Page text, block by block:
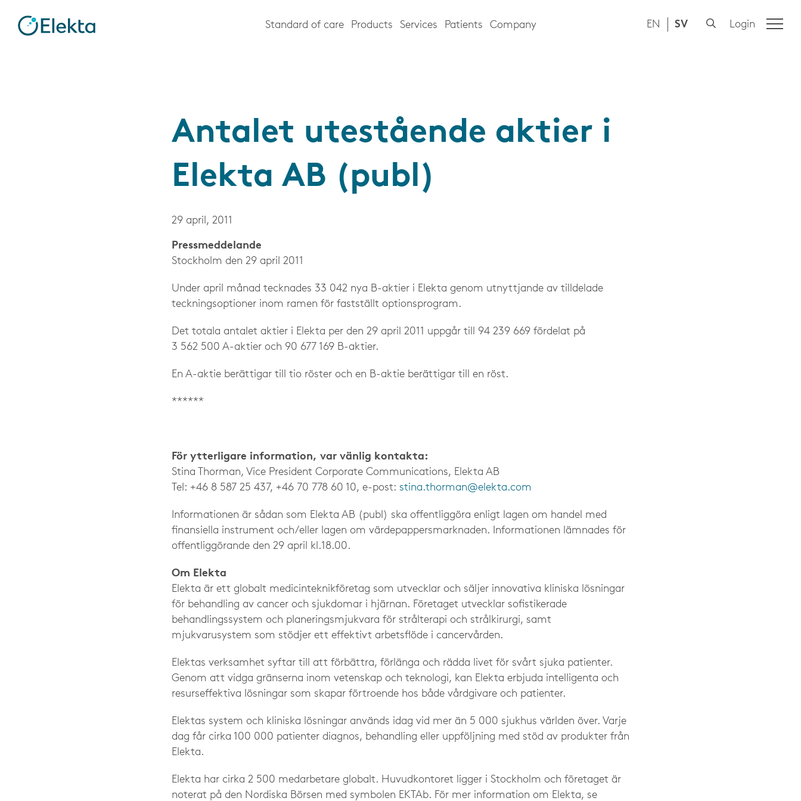
Standard of care Products Services Patients Company EN SV Login
Antalet utestående aktier i
Elekta AB (publ)
29 april, 2011
Press­meddelande
Stockholm den 29 april 2011
Under april månad tecknades 33 042 nya B-aktier i Elekta genom utnyttjande av tilldelade
teckningsoptioner inom ramen för fastställt optionsprogram.
Det totala antalet aktier i Elekta per den 29 april 2011 uppgår till 94 239 669 fördelat på
3 562 500 A-aktier och 90 677 169 B-aktier.
En A-aktie berättigar till tio röster och en B-aktie berättigar till en röst.
******
För ytterligare information, var vänlig kontakta:
Stina Thorman, Vice President Corporate Communications, Elekta AB
Tel: +46 8 587 25 437, +46 70 778 60 10, e-post: stina.thorman@elekta.com
Informationen är sådan som Elekta AB (publ) ska offentliggöra enligt lagen om handel med
finansiella instrument och/eller lagen om värdepappersmarknaden. Informationen lämnades för
offentliggörande den 29 april kl.18.00.
Om Elekta
Elekta är ett globalt medicinteknikföretag som utvecklar och säljer innovativa kliniska lösningar
för behandling av cancer och sjukdomar i hjärnan. Företaget utvecklar sofistikerade
behandlingssystem och planeringsmjukvara för strålterapi och strålkirurgi, samt
mjukvarusystem som stödjer ett effektivt arbetsflöde i cancervården.
Elektas verksamhet syftar till att förbättra, förlänga och rädda livet för svårt sjuka patienter.
Genom att vidga gränserna inom vetenskap och teknologi, kan Elekta erbjuda intelligenta och
resurseffektiva lösningar som skapar förtroende hos både vårdgivare och patienter.
Elektas system och kliniska lösningar används idag vid mer än 5 000 sjukhus världen över. Varje
dag får cirka 100 000 patienter diagnos, behandling eller uppföljning med stöd av produkter från
Elekta.
Elekta har cirka 2 500 medarbetare globalt. Huvudkontoret ligger i Stockholm och företaget är
noterat på den Nordiska Börsen med symbolen EKTAb. För mer information om Elekta, se